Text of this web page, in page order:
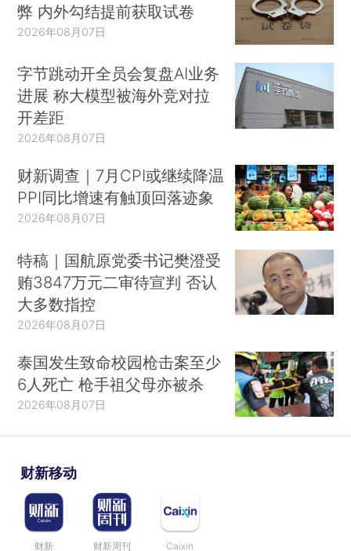
弊 内外勾结提前获取试卷
2026年08月07日
字节跳动开全员会复盘AI业务
进展 称大模型被海外竞对拉
开差距
2026年08月07日
财新调查｜7月CPI或继续降温
PPI同比增速有触顶回落迹象
2026年08月07日
特稿｜国航原党委书记樊澄受
贿3847万元二审待宣判 否认
大多数指控
2026年08月07日
泰国发生致命校园枪击案至少
6人死亡 枪手祖父母亦被杀
2026年08月07日
财新移动
财新 财新周刊 Caixin